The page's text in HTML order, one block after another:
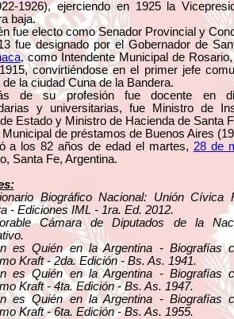
1926), ejerciendo en 1925 la
baja.
fue electo como Senador Provincial y
fue designado por el Gobernador de
, como Intendente Municipal de
convirtiéndose en el primer jefe
de la ciudad Cuna de la Bandera.
de su profesión fue docente en
y universitarias, fue Ministro de
Estado y Ministro de Hacienda de Santa
Municipal de préstamos de Buenos Aires
a los 82 años de edad el martes, 28 de
Santa Fe, Argentina.
Biográfico Nacional: Unión Cívica
- Ediciones IML - 1ra. Ed. 2012.
Cámara de Diputados de la
es Quién en la Argentina - Biografías
Kraft - 2da. Edición - Bs. As. 1941.
es Quién en la Argentina - Biografías
Kraft - 4ta. Edición - Bs. As. 1947.
es Quién en la Argentina - Biografías
Kraft - 6ta. Edición - Bs. As. 1955.